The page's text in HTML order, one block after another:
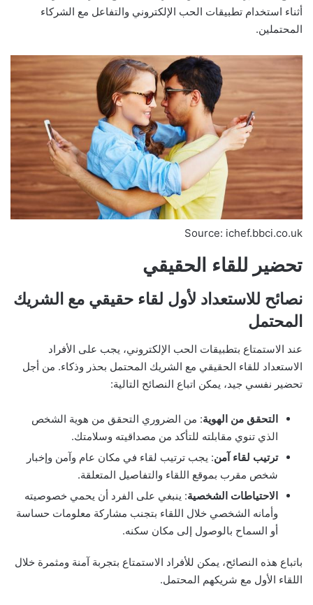
أثناء استخدام تطبيقات الحب الإلكتروني والتفاعل مع الشركاء
المحتملين.
Source: ichef.bbci.co.uk
تحضير للقاء الحقيقي
نصائح للاستعداد لأول لقاء حقيقي مع الشريك
المحتمل
عند الاستمتاع بتطبيقات الحب الإلكتروني، يجب على الأفراد
الاستعداد للقاء الحقيقي مع الشريك المحتمل بحذر وذكاء. من أجل
تحضير نفسي جيد، يمكن اتباع النصائح التالية:
التحقق من الهوية: من الضروري التحقق من هوية الشخص
الذي تنوي مقابلته للتأكد من مصداقيته وسلامتك.
ترتيب لقاء آمن: يجب ترتيب لقاء في مكان عام وآمن وإخبار
شخص مقرب بموقع اللقاء والتفاصيل المتعلقة.
الاحتياطات الشخصية: ينبغي على الفرد أن يحمي خصوصيته
وأمانه الشخصي خلال اللقاء بتجنب مشاركة معلومات حساسة
أو السماح بالوصول إلى مكان سكنه.
باتباع هذه النصائح، يمكن للأفراد الاستمتاع بتجربة آمنة ومثمرة خلال
اللقاء الأول مع شريكهم المحتمل.